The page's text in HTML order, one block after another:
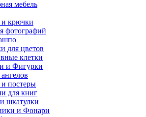
мебель
крючки
фотографий
для цветов
клетки
и Фигурки
постеры
для книг
шкатулки
и Фонари